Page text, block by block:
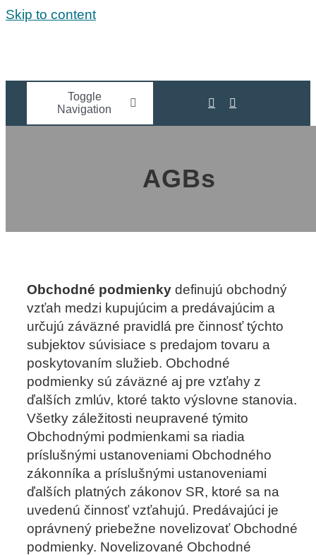
Skip to content
Toggle
Navigation
AKTUELL
KONTAKT
E-SHOP
AGBs
Obchodné podmienkydefinujú obchodný
vzťah medzi kupujúcim a predávajúcim a
určujú záväzné pravidlá pre činnosť týchto
subjektov súvisiace s predajom tovaru a
poskytovaním služieb. Obchodné
podmienky sú záväzné aj pre vzťahy z
ďalších zmlúv, ktoré takto výslovne stanovia.
Všetky záležitosti neupravené týmito
Obchodnými podmienkami sa riadia
príslušnými ustanoveniami Obchodného
zákonníka a príslušnými ustanoveniami
ďalších platných zákonov SR, ktoré sa na
uvedenú činnosť vzťahujú. Predávajúci je
oprávnený priebežne novelizovať Obchodné
podmienky. Novelizované Obchodné